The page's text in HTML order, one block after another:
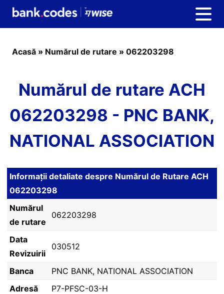
Acasă » Numărul de rutare » 062203298
Numărul de rutare ACH
062203298 - PNC BANK,
NATIONAL ASSOCIATION
Informații detaliate despre Numărul de Rutare ACH
062203298
Numărul
de rutare
062203298
Data
Revizuirii
030512
Banca
PNC BANK, NATIONAL ASSOCIATION
Adresă
P7-PFSC-03-H